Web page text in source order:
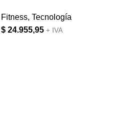
Fitness, Tecnología
$ 24.955,95 + IVA